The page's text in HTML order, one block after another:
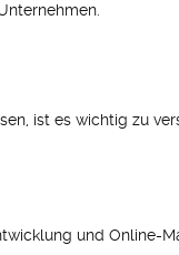
ist es wichtig zu
und Online-